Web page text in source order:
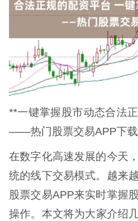
**一键掌握股市动态合法
——热门股票交易APP下
在数字化高速发展的今天
统的线下交易模式。越来
股票交易APP来实时掌握
操作。本文将为大家介绍